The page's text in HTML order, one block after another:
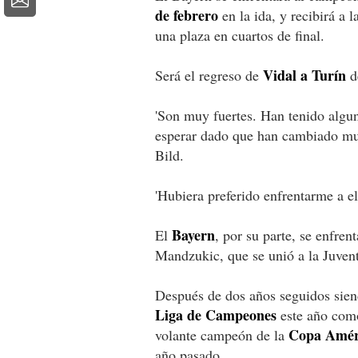
de febrero en la ida, y recibirá a
una plaza en cuartos de final.
Será el regreso de Vidal a Turín
'Son muy fuertes. Han tenido
esperar dado que han cambiado
Bild.
'Hubiera preferido enfrentarme a
El Bayern, por su parte, se
Mandzukic, que se unió a la
Después de dos años seguidos
Liga de Campeones este año
volante campeón de la Copa